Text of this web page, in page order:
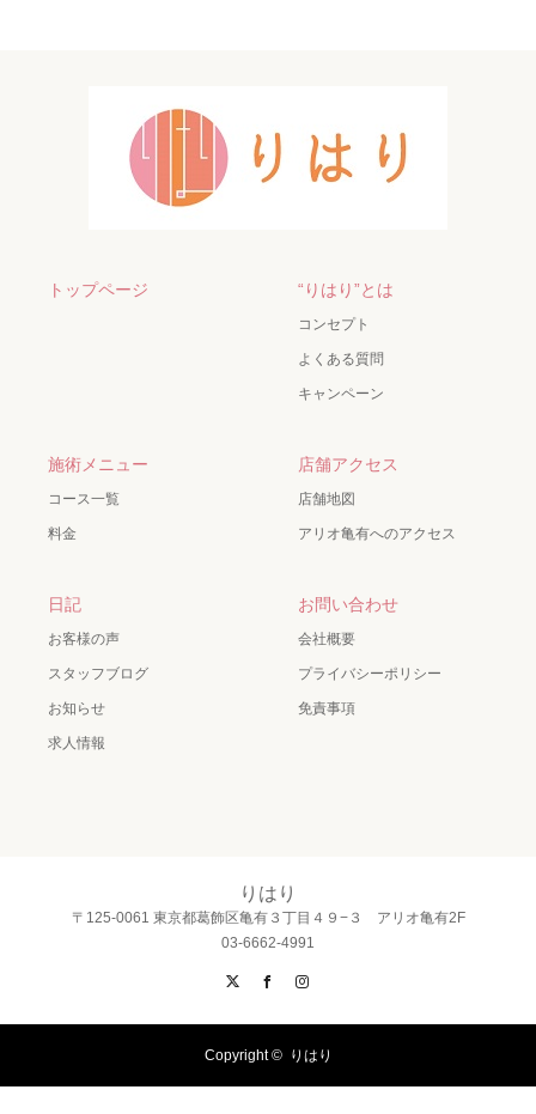
トップページ “りはり”とは
コンセプト
よくある質問
キャンペーン
施術メニュー
コース一覧
料金
店舗アクセス
店舗地図
アリオ亀有へのアクセス
日記
お客様の声
スタッフブログ
お知らせ
求人情報
お問い合わせ
会社概要
プライバシーポリシー
免責事項
りはり
〒125-0061 東京都葛飾区亀有３丁目４９−３ アリオ亀有2F
03-6662-4991
Facebook
Copyright © りはり